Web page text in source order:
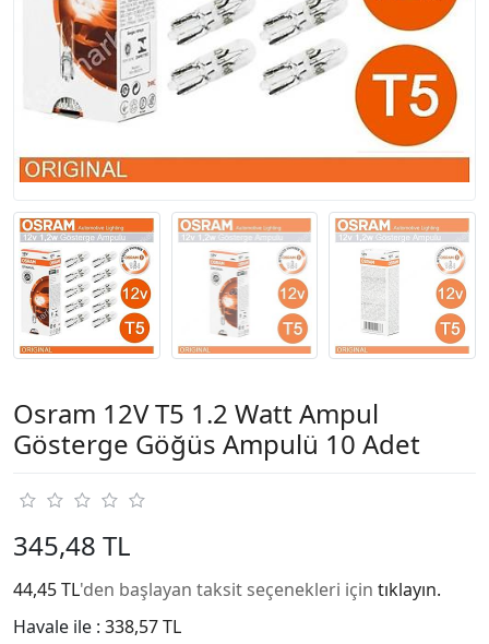
Osram 12V T5 1.2 Watt Ampul
Gösterge Göğüs Ampulü 10 Adet
345,48 TL
44,45 TL'den başlayan taksit seçenekleri için tıklayın.
Havale ile : 338,57 TL